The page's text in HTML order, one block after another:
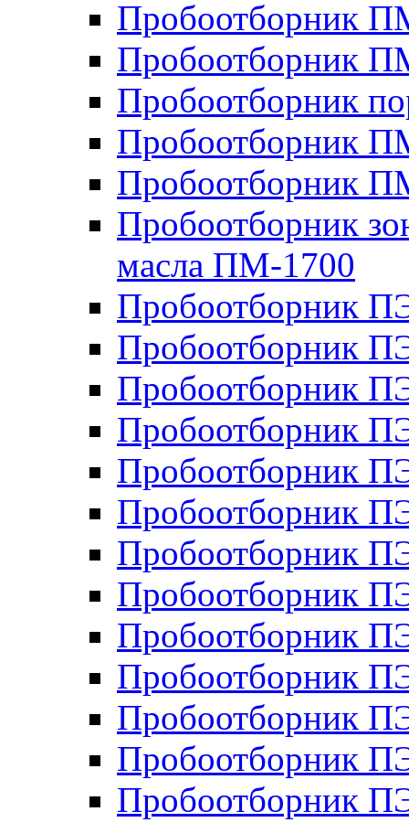
Пробоотборник
Пробоотборник
Пробоотборник
Пробоотборник
Пробоотборник
Пробоотборник
масла ПМ-1700
Пробоотборник
Пробоотборник
Пробоотборник
Пробоотборник
Пробоотборник
Пробоотборник
Пробоотборник
Пробоотборник
Пробоотборник
Пробоотборник
Пробоотборник
Пробоотборник
Пробоотборник